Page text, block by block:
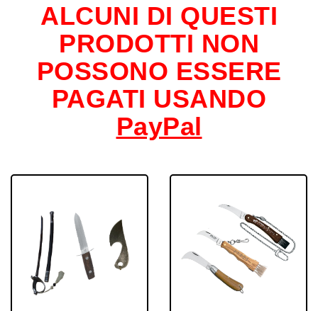
ALCUNI DI QUESTI
PRODOTTI NON
POSSONO ESSERE
PAGATI USANDO
PayPal